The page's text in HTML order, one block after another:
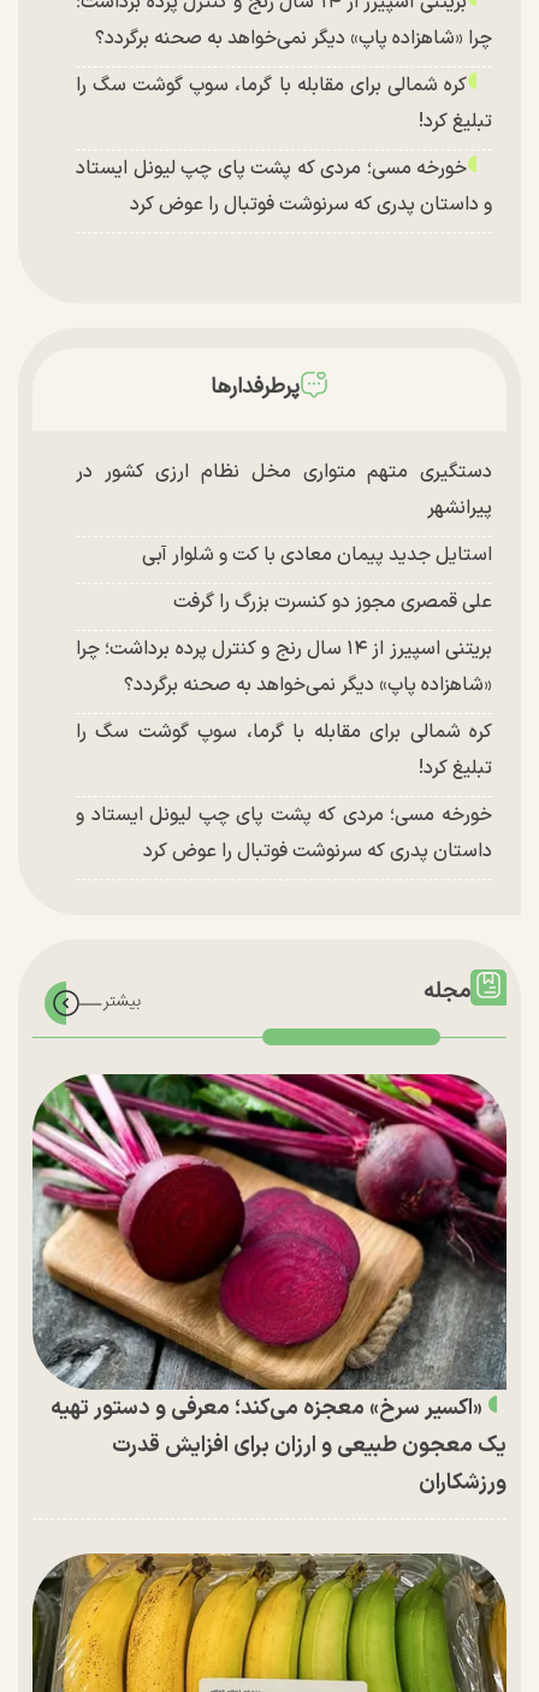
چرا «شاهزاده پاپ» دیگر نمی‌خواهد به صحنه برگردد؟
کره شمالی برای مقابله با گرما، سوپ گوشت سگ را
تبلیغ کرد!
خورخه مسی؛ مردی که پشت پای چپ لیونل ایستاد
و داستان پدری که سرنوشت فوتبال را عوض کرد
پرطرفدارها
دستگیری متهم متواری مخل نظام ارزی کشور در
پیرانشهر
استایل جدید پیمان معادی با کت و شلوار آبی
علی قمصری مجوز دو کنسرت بزرگ را گرفت
بریتنی اسپیرز از ۱۴ سال رنج و کنترل پرده برداشت؛ چرا
«شاهزاده پاپ» دیگر نمی‌خواهد به صحنه برگردد؟
کره شمالی برای مقابله با گرما، سوپ گوشت سگ را
تبلیغ کرد!
خورخه مسی؛ مردی که پشت پای چپ لیونل ایستاد و
داستان پدری که سرنوشت فوتبال را عوض کرد
مجله
«اکسیر سرخ» معجزه می‌کند؛ معرفی و دستور تهیه
یک معجون طبیعی و ارزان برای افزایش قدرت
ورزشکاران